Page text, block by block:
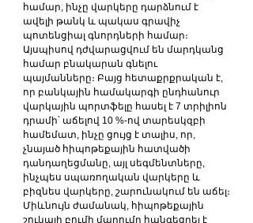
համար, ինչը վարկերը դարձնում է
ավելի թանկ և պակաս գրավիչ
պոտենցիալ գնորդների համար։
Այսպիսով դժվարացվում են մարդկանց
համար բնակարան գնելու
պայմանները։ Բայց հետաքրքրական է,
որ բանկային համակարգի ընդհանուր
վարկային պորտֆելը հասել է 7 տրիլիոն
դրամի՝ աճելով 10 %-ով տարեսկզբի
համեմատ, ինչը ցույց է տալիս, որ,
չնայած հիպոթեքային հատվածի
դանդաղեցմանը, այլ սեգմենտները,
ինչպես սպառողական վարկերը և
բիզնես վարկերը, շարունակում են աճել։
Միևնույն ժամանակ, հիպոթեքային
շուկայի բումի մարումը հանգեցրել է